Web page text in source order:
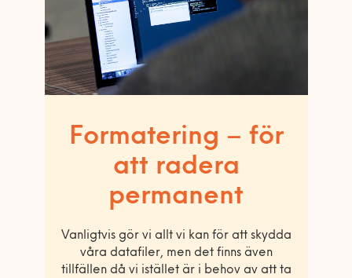
Formatering – för
att radera
permanent
Vanligtvis gör vi allt vi kan för att skydda
våra datafiler, men det finns även
tillfällen då vi istället är i behov av att ta